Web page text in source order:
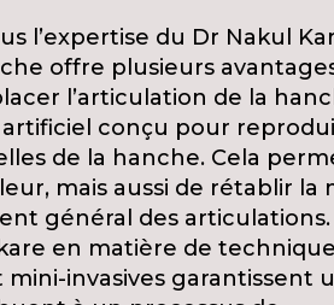
l’expertise du Dr Nakul
offre plusieurs
l’articulation de la
conçu pour
de la hanche. Cela
mais aussi de rétablir la
général des articulations.
en matière de
invasives garantissent